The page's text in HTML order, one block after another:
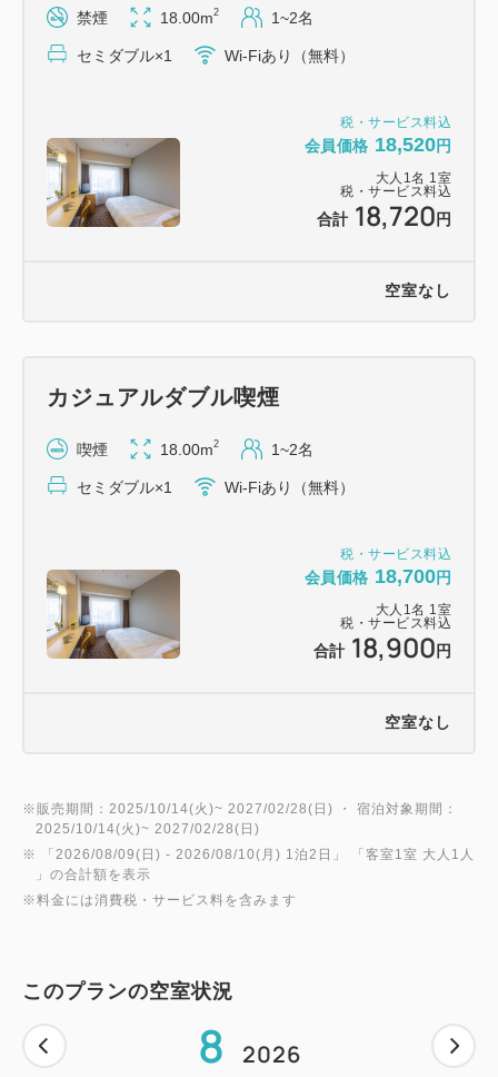
税・サービス料込
会員価格 18,520円
大人 1 名 1 室
税・サービス料込
合計 18,720 円
禁煙 18.00m2 1~2名
セミダブル×1 Wi-Fiあり（無料）
空室なし
税・サービス料込
会員価格 18,700円
大人 1 名 1 室
税・サービス料込
合計 18,900 円
カジュアルダブル喫煙
喫煙 18.00m2 1~2名
セミダブル×1 Wi-Fiあり（無料）
空室なし
※販売期間：2025/10/14(火)~ 2027/02/28(日) ・ 宿泊対象期間：
2025/10/14(火)~ 2027/02/28(日)
※ 「 2026/08/09(日) - 2026/08/10(月) 1泊2日 」 「客室1室 大人1人
」の合計額を表示
※料金には消費税・サービス料を含みます
このプランの空室状況
8 2026